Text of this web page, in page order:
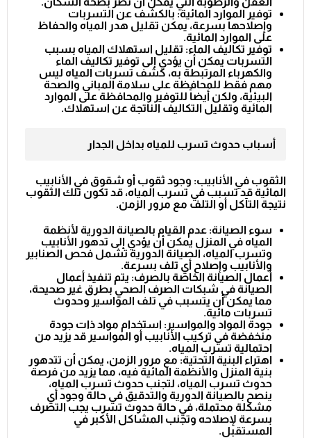
توفير الموارد المائية: بالكشف عن التسربات
وإصلاحها بسرعة، يمكن تقليل هدر المياه والحفاظ
على الموارد المائية.
توفير تكاليف الماء: تقليل استهلاك المياه بسبب
التسربات يمكن أن يؤدي إلى توفير تكاليف الماء
والكهرباء المرتبطة به، كشف تسربات المياه ليس
مهم فقط للمحافظة على سلامة المباني والصحة
البيئية، ولكن أيضاً للتوفير والمحافظة على الموارد
المائية وتقليل التكاليف الناتجة عن استهلاك.
أسباب حدوث تسرب للمياه بداخل الجدار
الثقوب في الأنابيب: وجود ثقوب أو شقوق في الأنابيب
المائية قد تسبب في تسرب المياه، قد تكون تلك الثقوب
نتيجة التآكل أو التلف مع مرور الزمن.
سوء الصيانة: عدم القيام بالصيانة الدورية لأنظمة
المياه في المنزل يمكن أن يؤدي إلى تدهور الأنابيب
وتسرب المياه، الصيانة الدورية تشمل فحص الصنابير
والأنابيب وإصلاح أي تلف بسرعة.
أعمال الصيانة الخاصة بالصرف: يتم تنفيذ أعمال
الصيانة في شبكات الصرف الصحي بطرق غير صحيحة،
مما يمكن أن يتسبب في تلف المواسير وحدوث
تسربات مائية.
جودة المواد والمواسير: استخدام مواد ذات جودة
منخفضة في تركيب الأنابيب أو المواسير قد يزيد من
احتمالية تسرب المياه.
اهتراء البنية التحتية: مع مرور الزمن، يمكن أن تتدهور
بنية المنزل والأنظمة المائية فيه، مما يزيد من فرصة
حدوث تسرب المياه، لتجنب حدوث تسرب المياه،
ينصح بالصيانة الدورية والتدقيق في حالة وجود أي
مشكلة محتملة، في حالة حدوث تسرب يجب التصرف
بسرعة لإصلاحه وتجنب المشاكل الأكبر في
المستقبل.